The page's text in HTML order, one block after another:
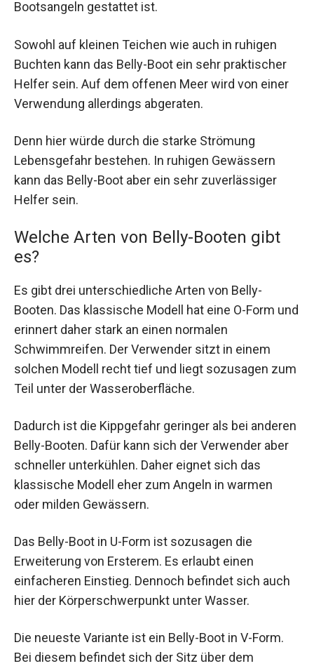
Bootsangeln gestattet ist.
Sowohl auf kleinen Teichen wie auch in ruhigen
Buchten kann das Belly-Boot ein sehr praktischer
Helfer sein. Auf dem offenen Meer wird von einer
Verwendung allerdings abgeraten.
Denn hier würde durch die starke Strömung
Lebensgefahr bestehen. In ruhigen Gewässern
kann das Belly-Boot aber ein sehr zuverlässiger
Helfer sein.
Welche Arten von Belly-Booten gibt
es?
Es gibt drei unterschiedliche Arten von Belly-
Booten. Das klassische Modell hat eine O-Form und
erinnert daher stark an einen normalen
Schwimmreifen. Der Verwender sitzt in einem
solchen Modell recht tief und liegt sozusagen zum
Teil unter der Wasseroberfläche.
Dadurch ist die Kippgefahr geringer als bei anderen
Belly-Booten. Dafür kann sich der Verwender aber
schneller unterkühlen. Daher eignet sich das
klassische Modell eher zum Angeln in warmen
oder milden Gewässern.
Das Belly-Boot in U-Form ist sozusagen die
Erweiterung von Ersterem. Es erlaubt einen
einfacheren Einstieg. Dennoch befindet sich auch
hier der Körperschwerpunkt unter Wasser.
Die neueste Variante ist ein Belly-Boot in V-Form.
Bei diesem befindet sich der Sitz über dem